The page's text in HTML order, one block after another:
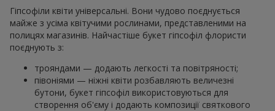
Гіпсофіли квіти універсальні. Вони чудово поєднується
майже з усіма квітучими рослинами, представленими на
полицях магазинів. Найчастіше букет гіпсофіл флористи
поєднують з:
трояндами — додають легкості та повітряності;
півоніями — ніжні квіти розбавляють величезні
бутони, букет гіпсофіл використовуються для
створення об'єму і додають композиції святкового